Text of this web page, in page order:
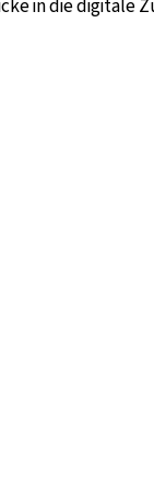
in die digitale